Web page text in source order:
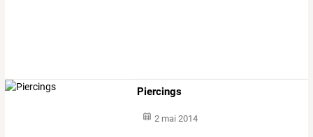
Piercings
2 mai 2014